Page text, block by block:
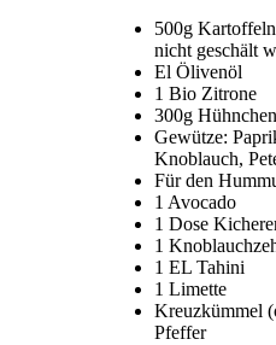
500g
nicht geschält
El Ölivenöl
1 Bio Zitrone
300g Hühnchen
Gewütze:
Knoblauch,
Für den
1 Avocado
1 Dose
1
1 EL Tahini
1 Limette
Kreuzkümmel
Pfeffer